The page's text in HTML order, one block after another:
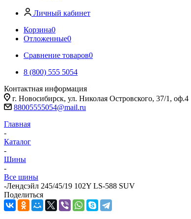
Личный кабинет
Корзина0
Отложенные0
Сравнение товаров0
8 (800) 555 5054
Контактная информация
г. Новосибирск, ул. Николая Островского, 37/1, оф.4
88005555054@mail.ru
Главная
-
Каталог
-
Шины
-
Все шины
-Лендсэйл 245/45/19 102Y LS-588 SUV
Поделиться